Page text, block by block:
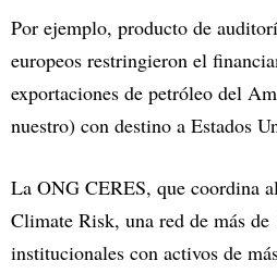
Por ejemplo, producto de
europeos restringieron el
exportaciones de petróleo del
nuestro) con destino a Estados
La ONG CERES, que coordina
Climate Risk, una red de más de
institucionales con activos de